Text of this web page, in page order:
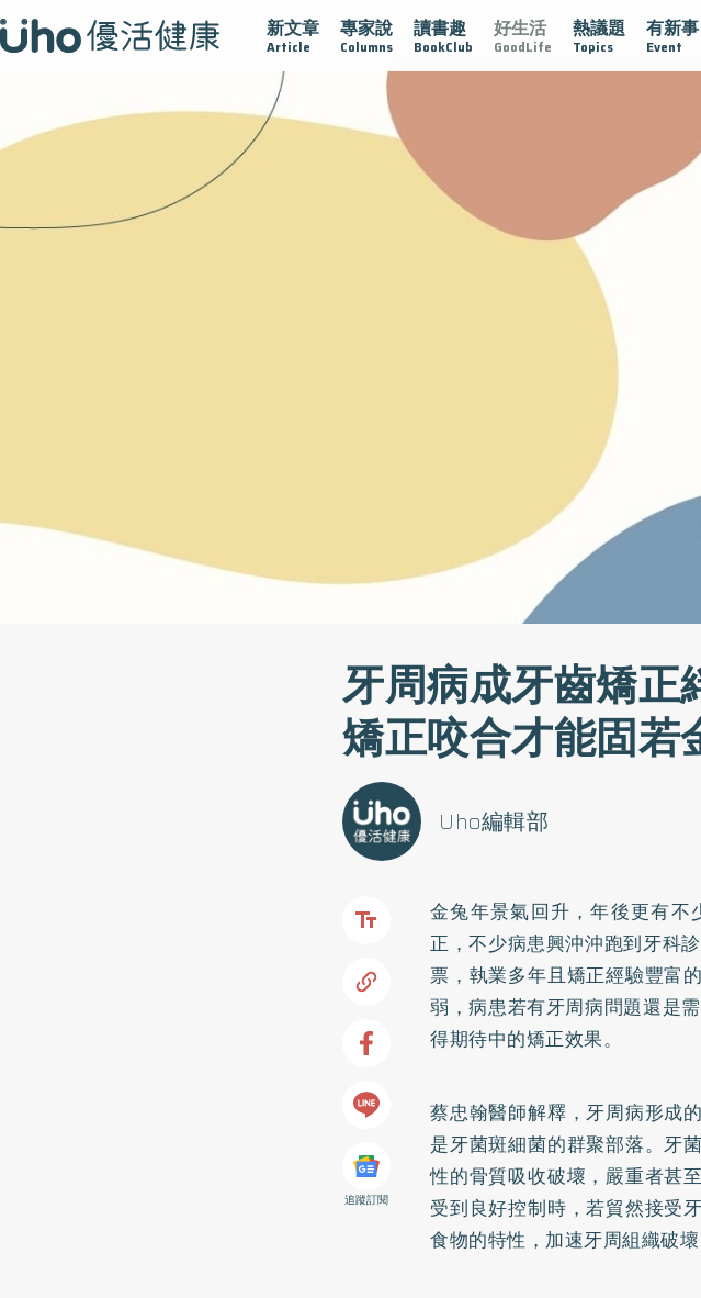
新文章
Article
專家說
Columns
讀書趣
BookClub
好生活
GoodLife
熱議題
Topics
有新事
Event
在 疫情保衛戰 再生醫學 愛的未來視 認識攝護腺肥大 守護骨骼健康 達
牙周病成牙齒矯
矯正咬合才能固若
Uho編輯部
追蹤訂閱
金兔年景氣回升，年後更有
正，不少病患興沖沖跑到牙科
票，執業多年且矯正經驗豐富
弱，病患若有牙周病問題還是
得期待中的矯正效果。
蔡忠翰醫師解釋，牙周病形成
是牙菌斑細菌的群聚部落。牙
性的骨質吸收破壞，嚴重者甚
受到良好控制時，若貿然接受
食物的特性，加速牙周組織破